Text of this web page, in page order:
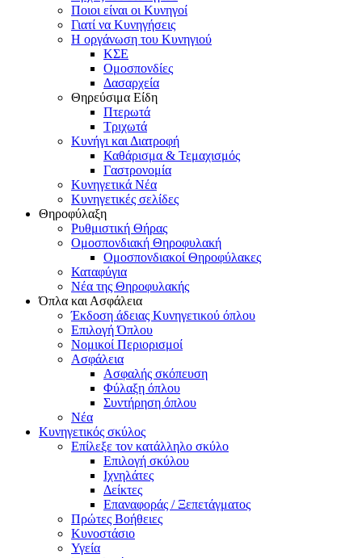
Ποιοι είναι οι Κυνηγοί
Γιατί να Κυνηγήσεις
Η οργάνωση του Κυνηγιού
ΚΣΕ
Ομοσπονδίες
Δασαρχεία
Θηρεύσιμα Είδη
Πτερωτά
Τριχωτά
Κυνήγι και Διατροφή
Καθάρισμα & Τεμαχισμός
Γαστρονομία
Κυνηγετικά Νέα
Κυνηγετικές σελίδες
Θηροφύλαξη
Ρυθμιστική Θήρας
Ομοσπονδιακή Θηροφυλακή
Oμοσπονδιακοί Θηροφύλακες
Καταφύγια
Νέα της Θηροφυλακής
Όπλα και Ασφάλεια
Έκδοση άδειας Κυνηγετικού όπλου
Επιλογή Όπλου
Νομικοί Περιορισμοί
Ασφάλεια
Ασφαλής σκόπευση
Φύλαξη όπλου
Συντήρηση όπλου
Νέα
Κυνηγετικός σκύλος
Επίλεξε τον κατάλληλο σκύλο
Επιλογή σκύλου
Ιχνηλάτες
Δείκτες
Επαναφοράς / Ξεπετάγματος
Πρώτες Βοήθειες
Κυνοστάσιο
Υγεία